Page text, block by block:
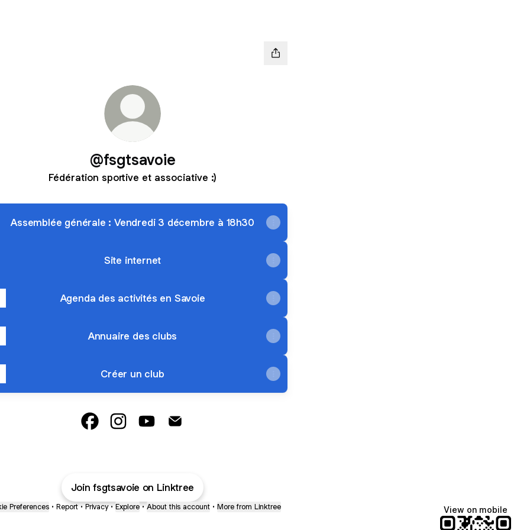
@fsgtsavoie
Fédération sportive et associative :)
Assemblée générale : Vendredi 3 décembre à 18h30
Site internet
Agenda des activités en Savoie
Annuaire des clubs
Créer un club
Join fsgtsavoie on Linktree
Preferences • Report • Privacy • Explore • About this account • More from Linktree View on mobile